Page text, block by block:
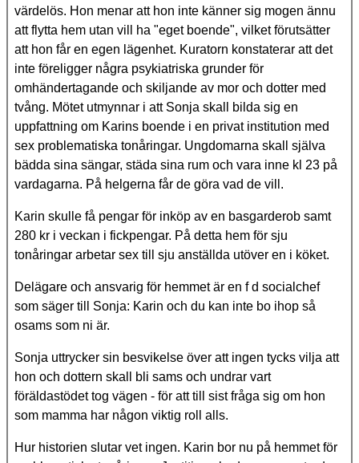
värdelös. Hon menar att hon inte känner sig mogen ännu
att flytta hem utan vill ha "eget boende", vilket förutsätter
att hon får en egen lägenhet. Kuratorn konstaterar att det
inte föreligger några psykiatriska grunder för
omhändertagande och skiljande av mor och dotter med
tvång. Mötet utmynnar i att Sonja skall bilda sig en
uppfattning om Karins boende i en privat institution med
sex problematiska tonåringar. Ungdomarna skall själva
bädda sina sängar, städa sina rum och vara inne kl 23 på
vardagarna. På helgerna får de göra vad de vill.
Karin skulle få pengar för inköp av en basgarderob samt
280 kr i veckan i fickpengar. På detta hem för sju
tonåringar arbetar sex till sju anställda utöver en i köket.
Delägare och ansvarig för hemmet är en f d socialchef
som säger till Sonja: Karin och du kan inte bo ihop så
osams som ni är.
Sonja uttrycker sin besvikelse över att ingen tycks vilja att
hon och dottern skall bli sams och undrar vart
föräldastödet tog vägen - för att till sist fråga sig om hon
som mamma har någon viktig roll alls.
Hur historien slutar vet ingen. Karin bor nu på hemmet för